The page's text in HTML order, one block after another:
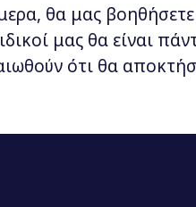
θα μας
μας θα είναι
ότι θα